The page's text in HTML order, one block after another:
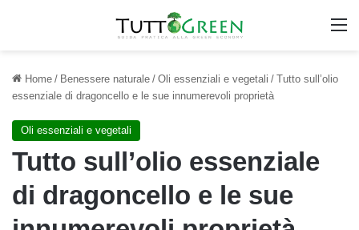
Home / Benessere naturale / Oli essenziali e vegetali / Tutto sull’olio
essenziale di dragoncello e le sue innumerevoli proprietà
Oli essenziali e vegetali
Tutto sull’olio essenziale
di dragoncello e le sue